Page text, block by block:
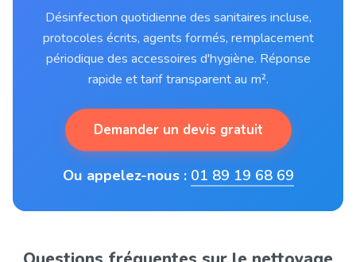
Désinfection quotidienne des sanitaires incluse,
protocoles écrits, agents formés, remplacement
périodique des accessoires d'hygiène. Réponse
rapide et tarif transparent au m².
Demander un devis gratuit
Ou appelez-nous : 01 89 19 68 69